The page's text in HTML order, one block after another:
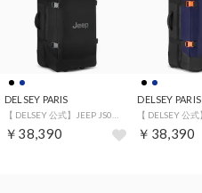
DELSEY PARIS
￥38,390
DELSEY PARIS
￥38,390